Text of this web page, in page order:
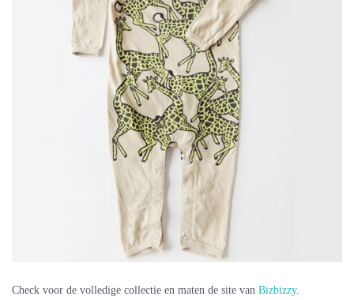
Check voor de volledige collectie en maten de site van Bizbizzy.